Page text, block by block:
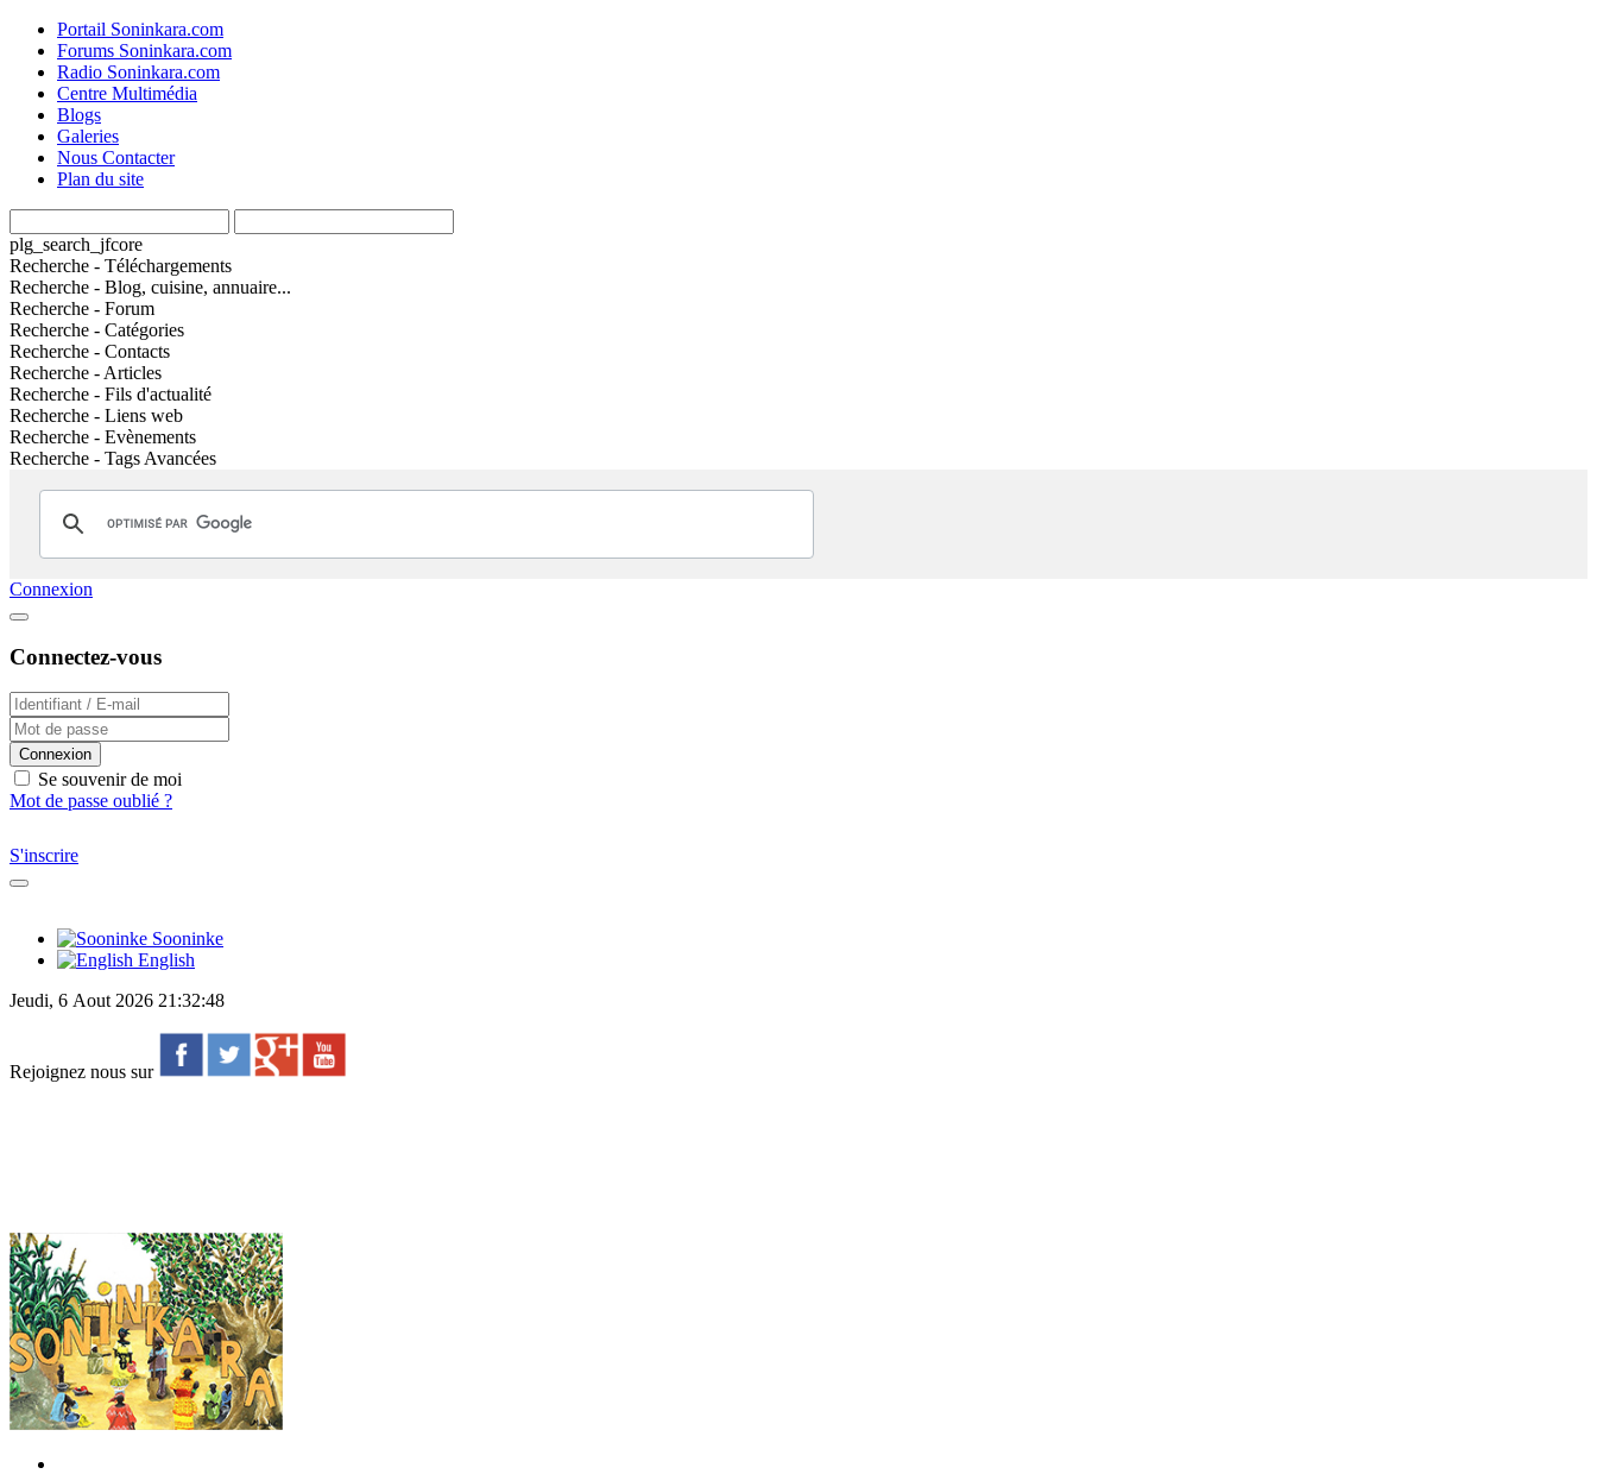
Portail Soninkara.com
Forums Soninkara.com
Radio Soninkara.com
Centre Multimédia
Blogs
Galeries
Nous Contacter
Plan du site
plg_search_jfcore
Recherche - Téléchargements
Recherche - Blog, cuisine, annuaire...
Recherche - Forum
Recherche - Catégories
Recherche - Contacts
Recherche - Articles
Recherche - Fils d'actualité
Recherche - Liens web
Recherche - Evènements
Recherche - Tags Avancées
Connexion
Connectez-vous
Connexion
Se souvenir de moi
Mot de passe oublié ?
S'inscrire
Sooninke
English
Jeudi, 6 Aout 2026 21:32:48
Rejoignez nous sur